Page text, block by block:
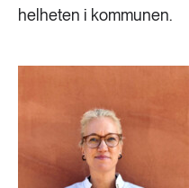
helheten i kommunen.